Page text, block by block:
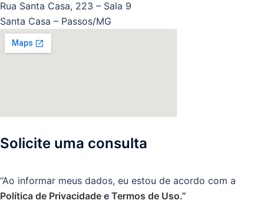
Rua Santa Casa, 223 – Sala 9
Santa Casa – Passos/MG
Solicite uma consulta
“Ao informar meus dados, eu estou de acordo com a
Política de Privacidade e Termos de Uso.”